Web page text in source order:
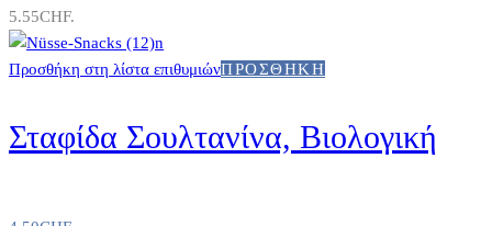
5.55CHF.
Προσθήκη στη λίστα επιθυμιώνΠΡΟΣΘΉΚΗ
Σταφίδα Σουλτανίνα, Βιολογική